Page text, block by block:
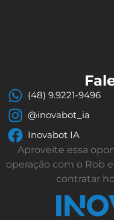
(48) 9.9221-9496
@inovabot_ia
Inovabot IA
Aproveite essa
operação com o Rob
contratar